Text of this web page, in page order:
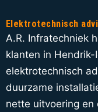
Elektrotechnisch
A.R. Infratechniek
klanten in
elektrotechnisch
duurzame
nette uitvoering